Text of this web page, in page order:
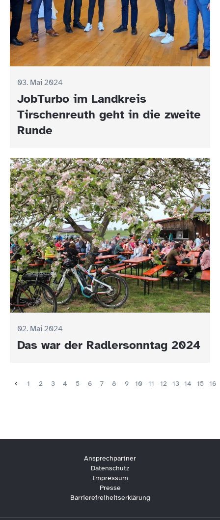
03. Mai 2024
JobTurbo im Landkreis
Tirschenreuth geht in die zweite
Runde
02. Mai 2024
Das war der Radlersonntag 2024
1 2 3 4 5 6 7 8 9 10 11 12 13 14 15 16
Ansprechpartner
Datenschutz
Impressum
Presse
Barrierefreiheitserklärung